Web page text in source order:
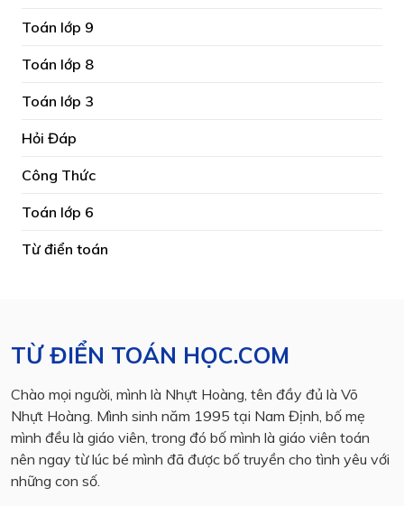
Toán lớp 9
Toán lớp 8
Toán lớp 3
Hỏi Đáp
Công Thức
Toán lớp 6
Từ điển toán
TỪ ĐIỂN TOÁN HỌC.COM
Chào mọi người, mình là Nhựt Hoàng, tên đầy đủ là Võ
Nhựt Hoàng. Mình sinh năm 1995 tại Nam Định, bố mẹ
mình đều là giáo viên, trong đó bố mình là giáo viên toán
nên ngay từ lúc bé mình đã được bố truyền cho tình yêu với
những con số.